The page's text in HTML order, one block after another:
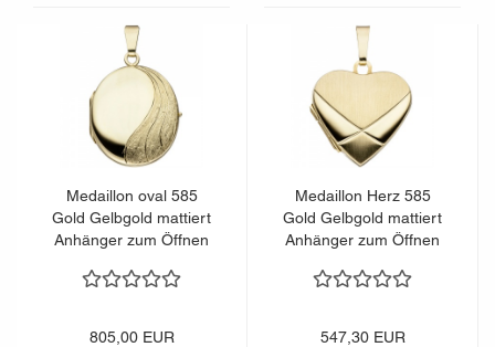
Medaillon oval 585
Gold Gelbgold mattiert
Anhänger zum Öffnen
805,00 EUR
Medaillon Herz 585
Gold Gelbgold mattiert
Anhänger zum Öffnen
547,30 EUR